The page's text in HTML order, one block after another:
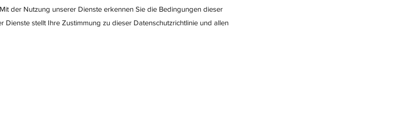
der Nutzung unserer Dienste erkennen Sie die Bedingungen dieser
Dienste stellt Ihre Zustimmung zu dieser Datenschutzrichtlinie und allen